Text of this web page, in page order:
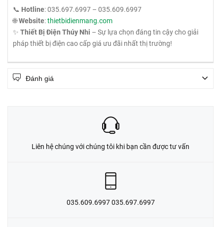
📞 Hotline: 035.697.6997 – 035.609.6997
🌐Website:thietbidienmang.com
✨ Thiết Bị Điện Thúy Nhi – Sự lựa chọn đáng tin cậy cho giải
pháp thiết bị điện cao cấp giá ưu đãi nhất thị trường!
Đánh giá
Liên hệ chúng với chúng tôi khi bạn cần được tư vấn
035.609.6997 035.697.6997